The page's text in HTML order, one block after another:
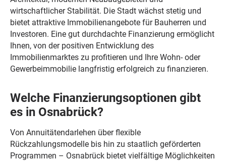
wirtschaftlicher Stabilität. Die Stadt wächst stetig und
bietet attraktive Immobilienangebote für Bauherren und
Investoren. Eine gut durchdachte Finanzierung ermöglicht
Ihnen, von der positiven Entwicklung des
Immobilienmarktes zu profitieren und Ihre Wohn- oder
Gewerbeimmobilie langfristig erfolgreich zu finanzieren.
Welche Finanzierungsoptionen gibt
es in Osnabrück?
Von Annuitätendarlehen über flexible
Rückzahlungsmodelle bis hin zu staatlich geförderten
Programmen – Osnabrück bietet vielfältige Möglichkeiten